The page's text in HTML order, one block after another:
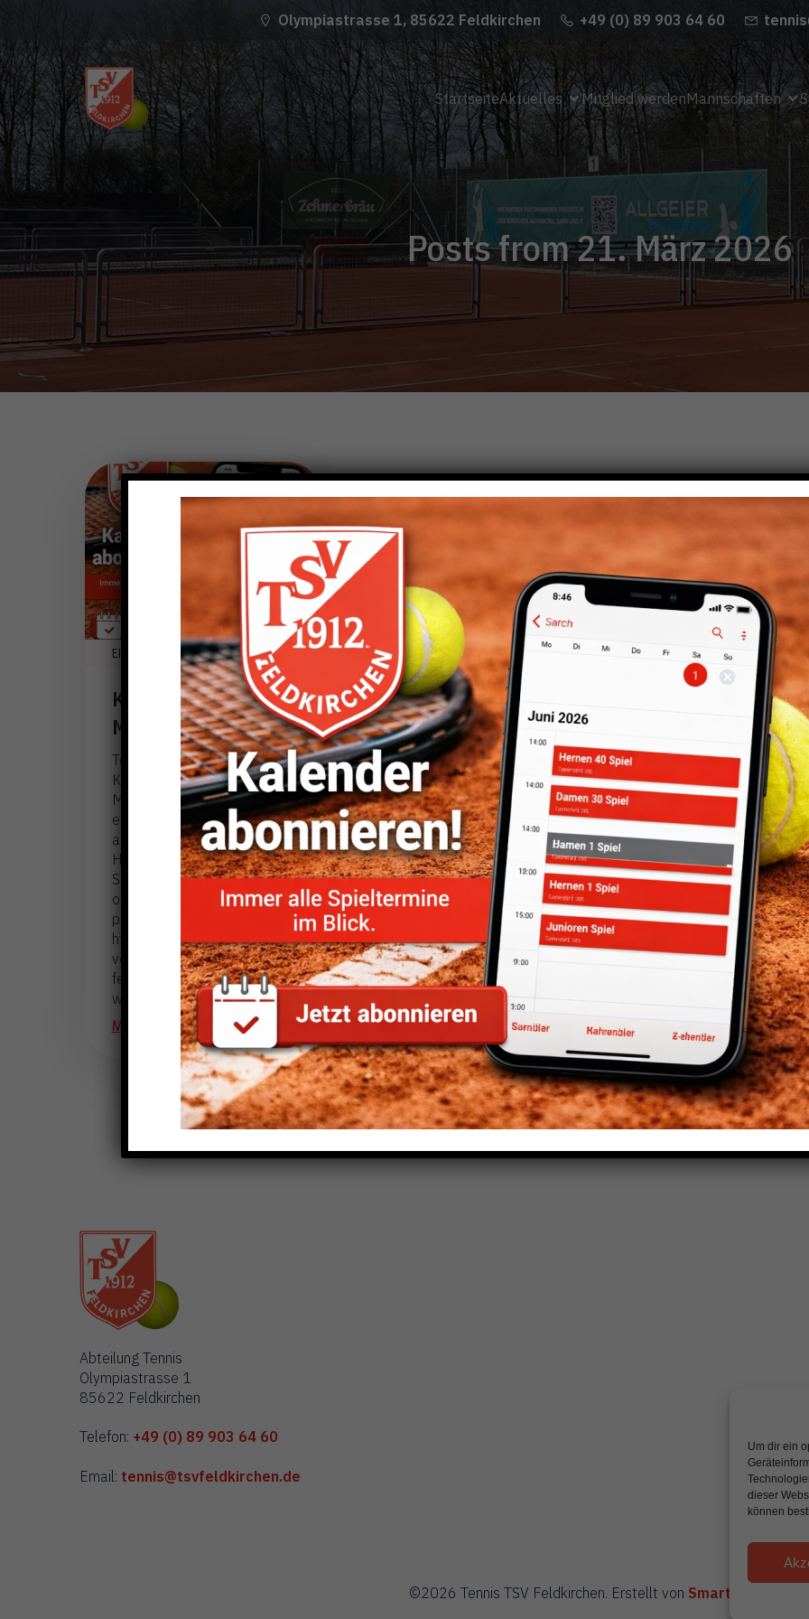
Um dir ein
dieser
können
Olympiastrasse 1, 85622 Feldkirchen +49 (0) 89 903 64 60
StartseiteAktuelles Mitglied werdenMannschaften
Posts from 21. März 2026
EINTRAG VOM MÄRZ 21
Kalender für alle
Mannschaften
Tennis TSV Feldkirchen
Kalender für alle
Mannschaften Spieltermine
einfach abonnieren und
automatisch aktuell halten.
Hinweis Ohne Gewähr. Zur
Sicherheit bitte auch die
offizielle BTV-Vereinsseite
prüfen:
https://www.btv.de/de/mein-
verein/vereinsseite/tsv-
feldkirchen.html FAQ Die
wichtigsten Fragen […]
Mehr lesen
Abteilung Tennis
Olympiastrasse 1
85622 Feldkirchen
Telefon: +49 (0) 89 903 64 60
Email: tennis@tsvfeldkirchen.de
©2026 Tennis TSV Feldkirchen. Erstellt von Smartwerk.art